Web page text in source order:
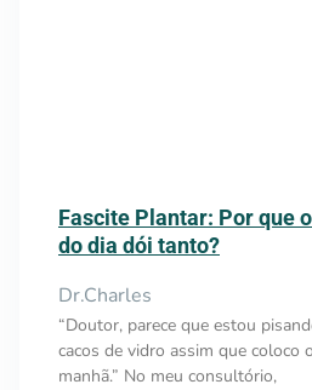
Fascite Plantar: Por que
do dia dói tanto?
Dr.Charles
“Doutor, parece que estou
cacos de vidro assim que coloco
manhã.” No meu consultório,